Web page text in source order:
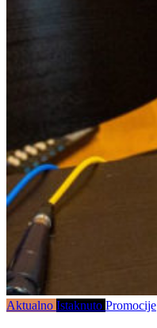
Aktualno Istaknuto Promocije